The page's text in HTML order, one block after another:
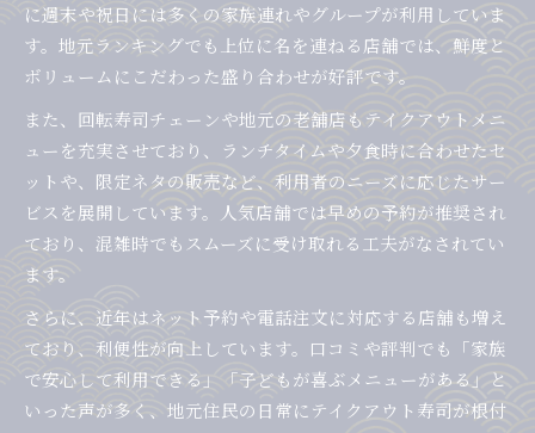
に週末や祝日には多くの家族連れやグループが利用していま
す。地元ランキングでも上位に名を連ねる店舗では、鮮度と
ボリュームにこだわった盛り合わせが好評です。
また、回転寿司チェーンや地元の老舗店もテイクアウトメニ
ューを充実させており、ランチタイムや夕食時に合わせたセ
ットや、限定ネタの販売など、利用者のニーズに応じたサー
ビスを展開しています。人気店舗では早めの予約が推奨され
ており、混雑時でもスムーズに受け取れる工夫がなされてい
ます。
さらに、近年はネット予約や電話注文に対応する店舗も増え
ており、利便性が向上しています。口コミや評判でも「家族
で安心して利用できる」「子どもが喜ぶメニューがある」と
いった声が多く、地元住民の日常にテイクアウト寿司が根付